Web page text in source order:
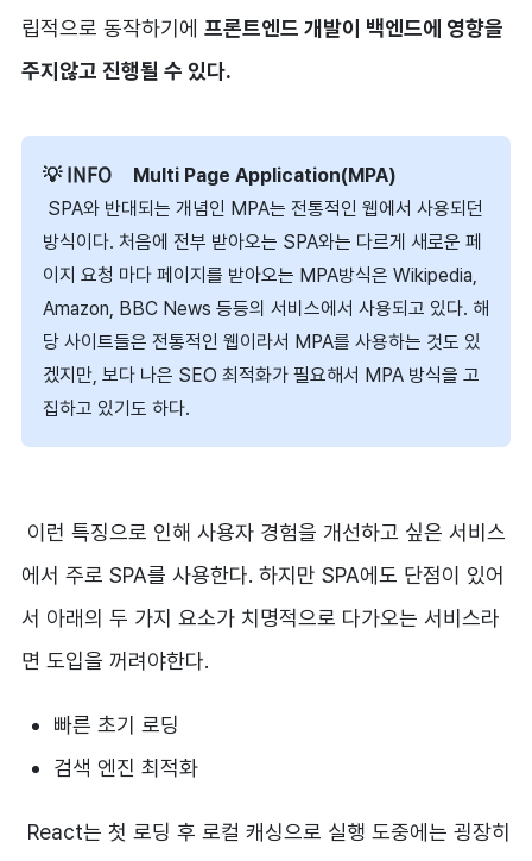
립적으로 동작하기에 프론트엔드 개발이 백엔드에 영향을
주지않고 진행될 수 있다.
Multi Page Application(MPA)
SPA와 반대되는 개념인 MPA는 전통적인 웹에서 사용되던
방식이다. 처음에 전부 받아오는 SPA와는 다르게 새로운 페
이지 요청 마다 페이지를 받아오는 MPA방식은 Wikipedia,
Amazon, BBC News 등등의 서비스에서 사용되고 있다. 해
당 사이트들은 전통적인 웹이라서 MPA를 사용하는 것도 있
겠지만, 보다 나은 SEO 최적화가 필요해서 MPA 방식을 고
집하고 있기도 하다.
이런 특징으로 인해 사용자 경험을 개선하고 싶은 서비스
에서 주로 SPA를 사용한다. 하지만 SPA에도 단점이 있어
서 아래의 두 가지 요소가 치명적으로 다가오는 서비스라
면 도입을 꺼려야한다.
빠른 초기 로딩
검색 엔진 최적화
React는 첫 로딩 후 로컬 캐싱으로 실행 도중에는 굉장히